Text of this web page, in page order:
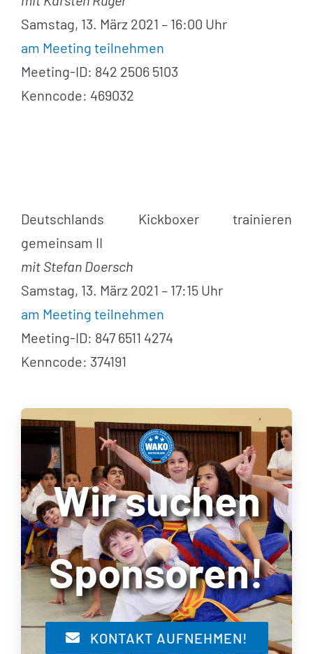
Samstag, 13. März 2021 – 16:00 Uhr
am Meeting teilnehmen
Meeting-ID: 842 2506 5103
Kenncode: 469032
Deutschlands Kickboxer trainieren
gemeinsam II
mit Stefan Doersch
Samstag, 13. März 2021 – 17:15 Uhr
am Meeting teilnehmen
Meeting-ID: 847 6511 4274
Kenncode: 374191
Wir suchen
Sponsoren!
KONTAKT AUFNEHMEN!